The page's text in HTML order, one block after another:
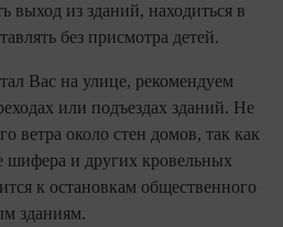
выход из зданий, находиться в
без присмотра детей.
Вас на улице, рекомендуем
или подъездах зданий. Не
ветра около стен домов, так как
и других кровельных
к остановкам общественного
зданиям.